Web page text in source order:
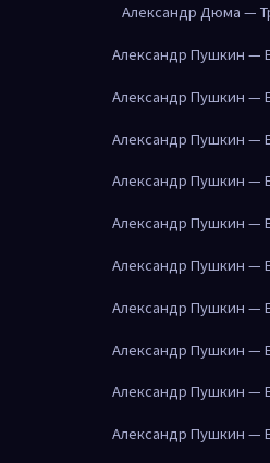
Александр Дюма —
Александр Пушкин —
Александр Пушкин —
Александр Пушкин —
Александр Пушкин —
Александр Пушкин —
Александр Пушкин —
Александр Пушкин —
Александр Пушкин —
Александр Пушкин —
Александр Пушкин —